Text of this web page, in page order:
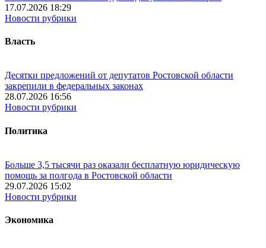
17.07.2026 18:29
Новости рубрики
Власть
Десятки предложений от депутатов Ростовской области
закрепили в федеральных законах
28.07.2026 16:56
Новости рубрики
Политика
Больше 3,5 тысячи раз оказали бесплатную юридическую
помощь за полгода в Ростовской области
29.07.2026 15:02
Новости рубрики
Экономика